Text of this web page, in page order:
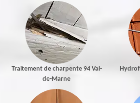
Traitement de charpente 94 Val-
de-Marne